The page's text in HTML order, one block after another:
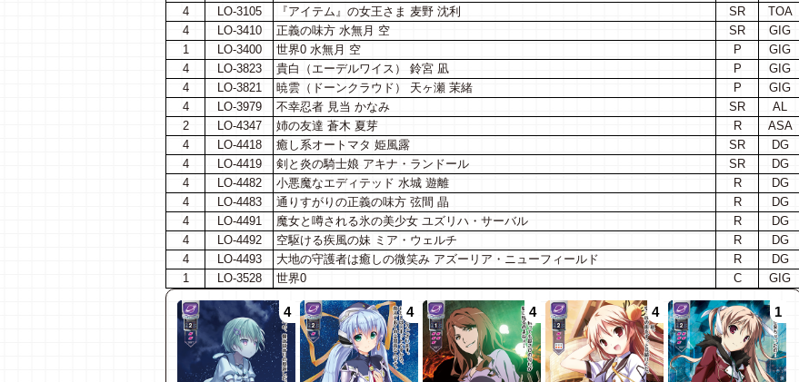
4
LO-3105 『アイテム』の女王さま 麦野 沈利 SR
TOA
4
LO-3410 正義の味方 水無月 空 SR
GIG
1
LO-3400 世界0 水無月 空 P
GIG
4
LO-3823 貴白（エーデルワイス） 鈴宮 凪 P
GIG
4
LO-3821 暁雲（ドーンクラウド） 天ヶ瀬 茉緒 P
GIG
4
LO-3979 不幸忍者 見当 かなみ SR
AL
2
LO-4347 姉の友達 蒼木 夏芽 R
ASA
4
LO-4418 癒し系オートマタ 姫風露 SR
DG
4
LO-4419 剣と炎の騎士娘 アキナ・ランドール SR
DG
4
LO-4482 小悪魔なエディテッド 水城 遊離 R
DG
4
LO-4483 通りすがりの正義の味方 弦間 晶 R
DG
4
LO-4491 魔女と噂される氷の美少女 ユズリハ・サーバル R
DG
4
LO-4492 空駆ける疾風の妹 ミア・ウェルチ R
DG
4
LO-4493 大地の守護者は癒しの微笑み アズーリア・ニューフィールド R
DG
1
LO-3528 世界0 C GIG
4 4 4 4 1